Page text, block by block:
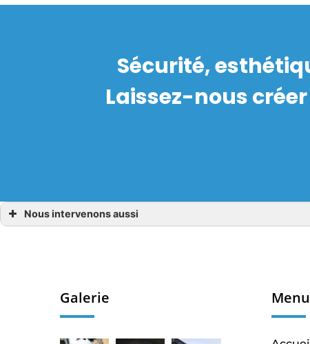
Sécurité,
Laissez-nous
Nous intervenons aussi
MENUISERIE ALU COUPE FEU RENNES
MENUISERIE ALU COUPE FEU DINAN
Galerie Menu